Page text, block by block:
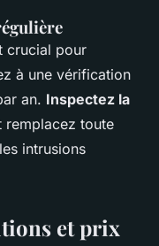
crucial pour
à une vérification
an. Inspectez la
remplacez toute
intrusions
et prix